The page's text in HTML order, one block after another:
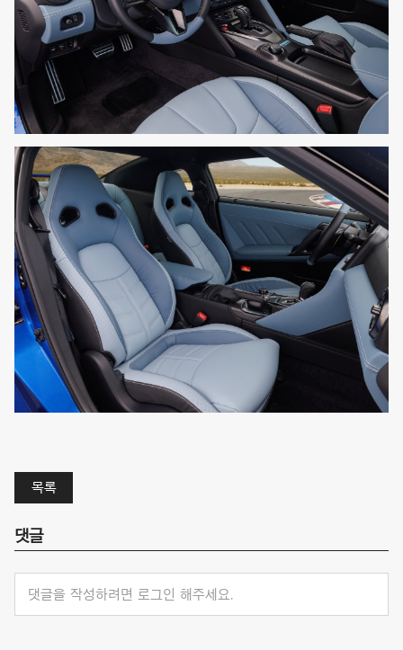
목록
댓글
댓글을 작성하려면 로그인 해주세요.